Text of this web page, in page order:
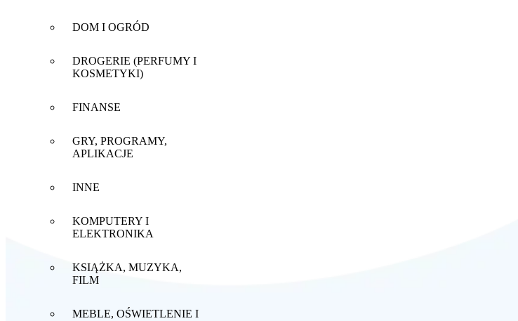
DOM I OGRÓD
DROGERIE (PERFUMY I
KOSMETYKI)
FINANSE
GRY, PROGRAMY,
APLIKACJE
INNE
KOMPUTERY I
ELEKTRONIKA
KSIĄŻKA, MUZYKA,
FILM
MEBLE, OŚWIETLENIE I